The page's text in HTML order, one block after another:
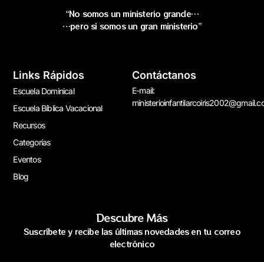
“No somos un ministerio grande…
…pero si somos un gran ministerio”
Links Rápidos
Escuela Dominical
Escuela Bíblica Vacacional
Recursos
Categorías
Eventos
Blog
Contáctanos
E-mail:
Descubre Más
Suscríbete y recibe las últimas novedades en tu correo
electrónico